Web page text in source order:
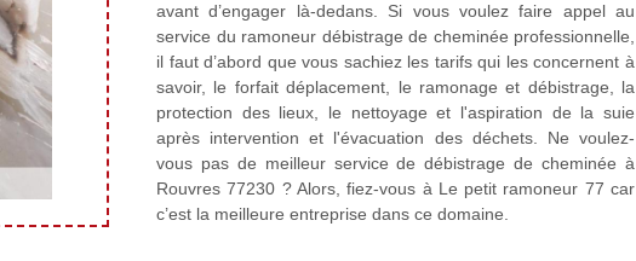
avant d’engager là-dedans. Si vous voulez faire appel au
service du ramoneur débistrage de cheminée professionnelle,
il faut d’abord que vous sachiez les tarifs qui les concernent à
savoir, le forfait déplacement, le ramonage et débistrage, la
protection des lieux, le nettoyage et l'aspiration de la suie
après intervention et l'évacuation des déchets. Ne voulez-
vous pas de meilleur service de débistrage de cheminée à
Rouvres 77230 ? Alors, fiez-vous à Le petit ramoneur 77 car
c’est la meilleure entreprise dans ce domaine.